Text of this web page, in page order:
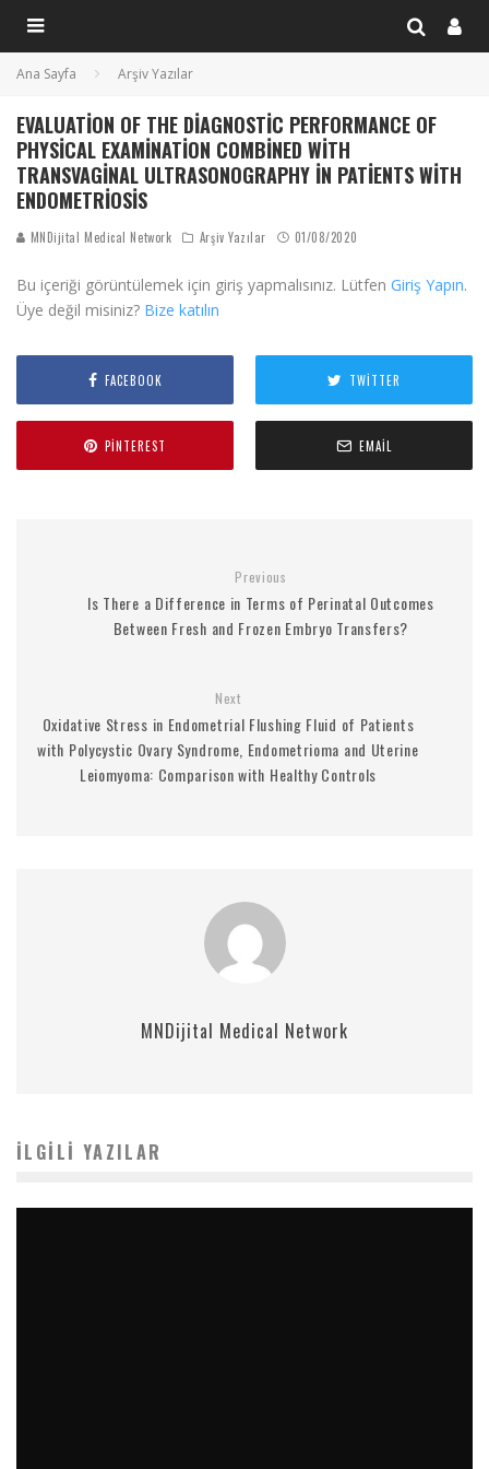
Ana Sayfa Arşiv Yazılar
EVALUATION OF THE DIAGNOSTIC PERFORMANCE OF
PHYSICAL EXAMINATION COMBINED WITH
TRANSVAGINAL ULTRASONOGRAPHY IN PATIENTS WITH
ENDOMETRIOSIS
MNDijital Medical Network Arşiv Yazılar 01/08/2020
Bu içeriği görüntülemek için giriş yapmalısınız. Lütfen Giriş Yapın.
Üye değil misiniz? Bize katılın
FACEBOOK TWITTER
PINTEREST EMAIL
Previous
Is There a Difference in Terms of Perinatal Outcomes
Between Fresh and Frozen Embryo Transfers?
Next
Oxidative Stress in Endometrial Flushing Fluid of Patients
with Polycystic Ovary Syndrome, Endometrioma and Uterine
Leiomyoma: Comparison with Healthy Controls
MNDijital Medical Network
İLGILI YAZILAR